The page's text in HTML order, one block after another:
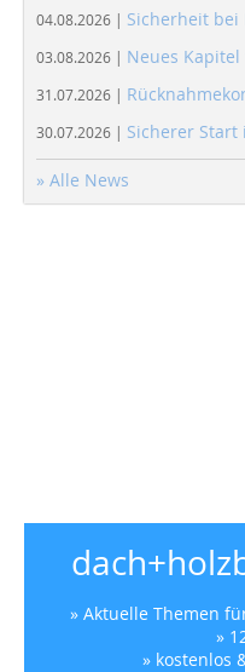
04.08.2026 | Sicherheit bei
03.08.2026 | Neues
31.07.2026 |
30.07.2026 | Sicherer
» Alle News
» Aktuelle Themen
»
» kostenlos